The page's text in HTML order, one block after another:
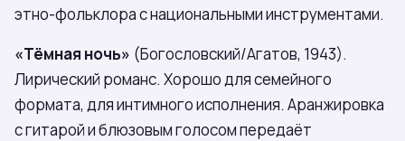
этно-фольклора с национальными инструментами.
«Тёмная ночь» (Богословский/Агатов, 1943).
Лирический романс. Хорошо для семейного
формата, для интимного исполнения. Аранжировка
с гитарой и блюзовым голосом передаёт